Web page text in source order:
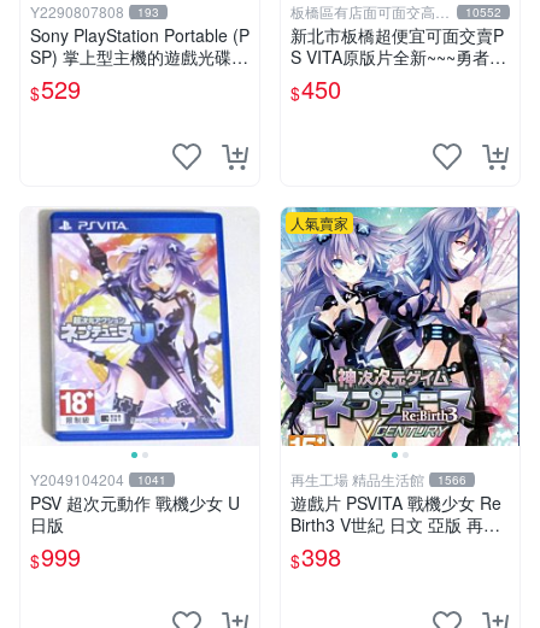
Y2290807808 193
Sony PlayStation Portable (P
SP) 掌上型主機的遊戲光碟
《火影忍者疾風傳：終極忍者
英雄》
$529
板橋區有店面可面交高價
回收電玩
10552
新北市板橋超便宜可面交賣P
S VITA原版片全新~~~勇者鬥
惡龍 創世小玩家~~~便宜賣
$450
Y2049104204 1041
PSV 超次元動作 戰機少女 U
日版
$999
人氣賣家
再生工場 精品生活館 1566
遊戲片 PSVITA 戰機少女 Re
Birth3 V世紀 日文 亞版 再生
工場 01
$398